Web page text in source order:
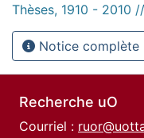
Thèses, 1910 - 2010
Notice complète
Recherche uO
Courriel :